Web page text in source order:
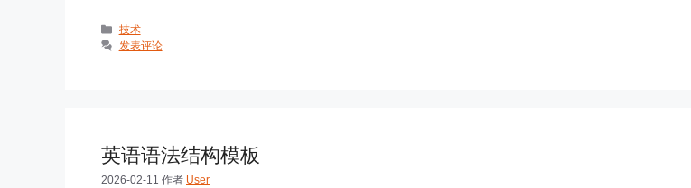
分
类
技术
发表评论
英语语法结构模板
2026-02-11 作者 User